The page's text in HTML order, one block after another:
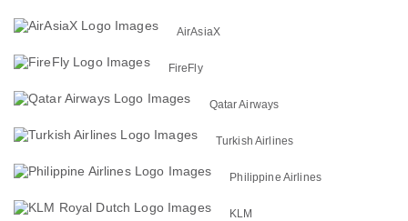
AirAsiaX
FireFly
Qatar Airways
Turkish Airlines
Philippine Airlines
KLM